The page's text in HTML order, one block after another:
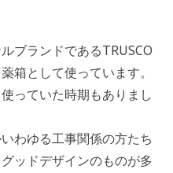
ブランドであるTRUSCO
箱として使っています。
っていた時期もありまし
わゆる工事関係の方たち
ッドデザインのものが多